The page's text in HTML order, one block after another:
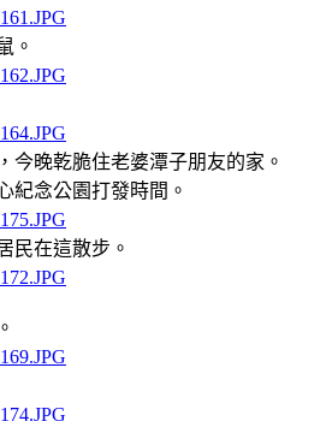
。
今晚乾脆住老婆潭子朋友的家。
紀念公園打發時間。
民在這散步。